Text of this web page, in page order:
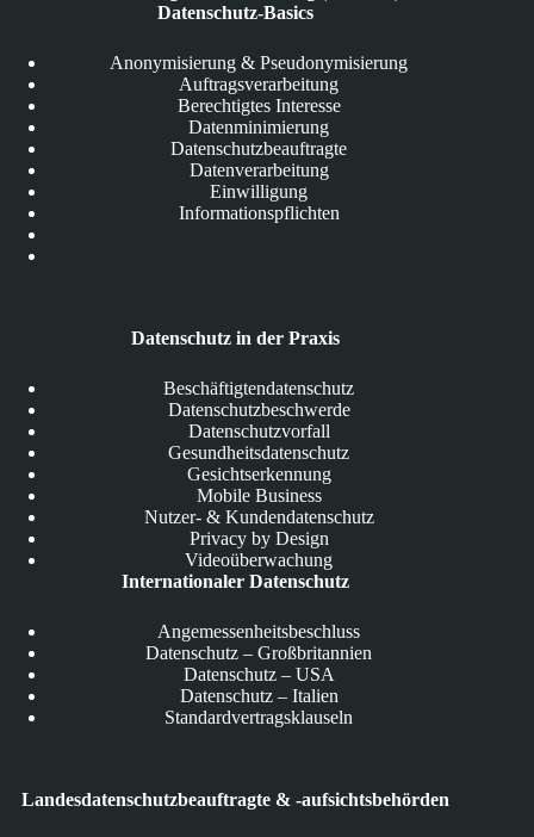
Datenschutz-Basics
Anonymisierung & Pseudonymisierung
Auftragsverarbeitung
Berechtigtes Interesse
Datenminimierung
Datenschutzbeauftragte
Datenverarbeitung
Einwilligung
Informationspflichten
Datenschutz in der Praxis
Beschäftigtendatenschutz
Datenschutzbeschwerde
Datenschutzvorfall
Gesundheitsdatenschutz
Gesichtserkennung
Mobile Business
Nutzer- & Kundendatenschutz
Privacy by Design
Videoüberwachung
Internationaler Datenschutz
Angemessenheitsbeschluss
Datenschutz – Großbritannien
Datenschutz – USA
Datenschutz – Italien
Standardvertragsklauseln
Landesdatenschutzbeauftragte & -aufsichtsbehörden